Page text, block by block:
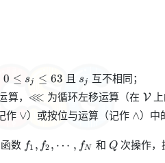
0\le
s_j\le
63
0 ≤ sj ≤ 63 且 s_j
sj 互不相同；
算， \lll
⋘ 为循环左移运算（在 V上
作 \lor
∨）或按位与运算（记作 \land
∧）中
数 f_1,
f_2,\cdots,f_N
f1 , f2 , ⋯ , fN 和 Q
Q次操作，